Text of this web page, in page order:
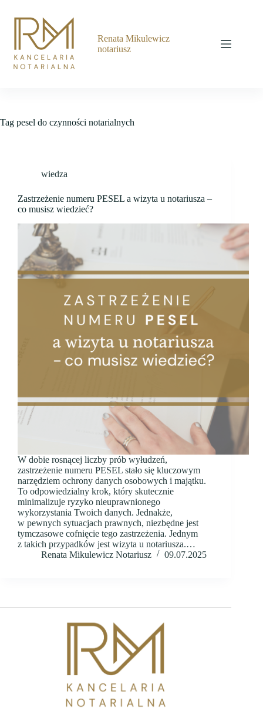
Renata Mikulewicz
notariusz
Tag pesel do czynności notarialnych
wiedza
Zastrzeżenie numeru PESEL a wizyta u notariusza –
co musisz wiedzieć?
W dobie rosnącej liczby prób wyłudzeń,
zastrzeżenie numeru PESEL stało się kluczowym
narzędziem ochrony danych osobowych i majątku.
To odpowiedzialny krok, który skutecznie
minimalizuje ryzyko nieuprawnionego
wykorzystania Twoich danych. Jednakże,
w pewnych sytuacjach prawnych, niezbędne jest
tymczasowe cofnięcie tego zastrzeżenia. Jednym
z takich przypadków jest wizyta u notariusza.…
Renata Mikulewicz Notariusz
09.07.2025